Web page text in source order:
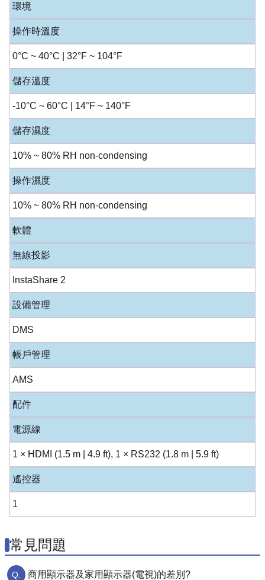
環境
操作時溫度
0°C ~ 40°C | 32°F ~ 104°F
儲存溫度
-10°C ~ 60°C | 14°F ~ 140°F
儲存濕度
10% ~ 80% RH non-condensing
操作濕度
10% ~ 80% RH non-condensing
軟體
無線投影
InstaShare 2
設備管理
DMS
帳戶管理
AMS
配件
電源線
1 × HDMI (1.5 m | 4.9 ft), 1 × RS232 (1.8 m | 5.9 ft)
遙控器
1
常見問題
商用顯示器及家用顯示器(電視)的差別?